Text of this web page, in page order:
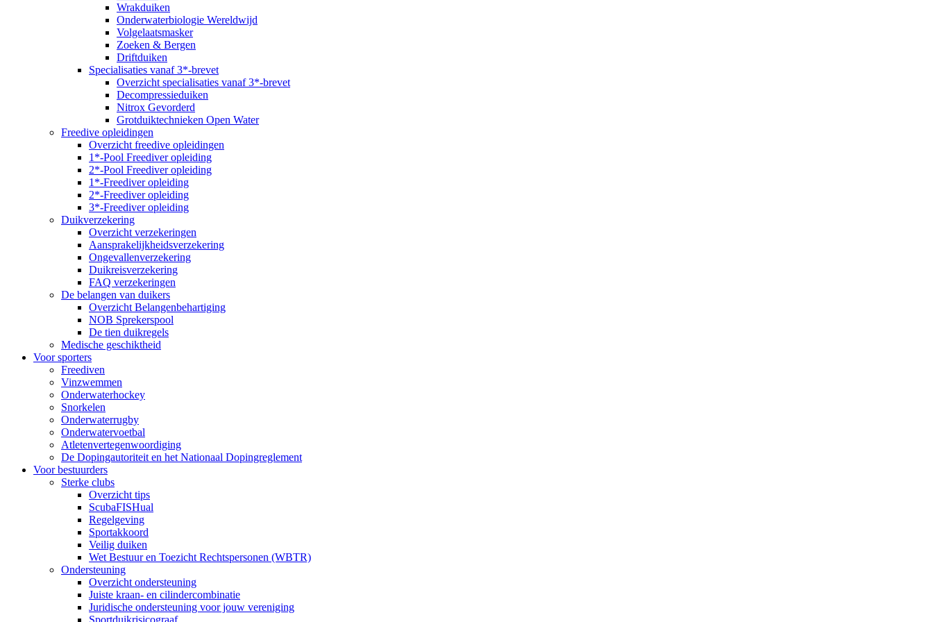
Wrakduiken
Onderwaterbiologie Wereldwijd
Volgelaatsmasker
Zoeken & Bergen
Driftduiken
Specialisaties vanaf 3*-brevet
Overzicht specialisaties vanaf 3*-brevet
Decompressieduiken
Nitrox Gevorderd
Grotduiktechnieken Open Water
Freedive opleidingen
Overzicht freedive opleidingen
1*-Pool Freediver opleiding
2*-Pool Freediver opleiding
1*-Freediver opleiding
2*-Freediver opleiding
3*-Freediver opleiding
Duikverzekering
Overzicht verzekeringen
Aansprakelijkheidsverzekering
Ongevallenverzekering
Duikreisverzekering
FAQ verzekeringen
De belangen van duikers
Overzicht Belangenbehartiging
NOB Sprekerspool
De tien duikregels
Medische geschiktheid
Voor sporters
Freediven
Vinzwemmen
Onderwaterhockey
Snorkelen
Onderwaterrugby
Onderwatervoetbal
Atletenvertegenwoordiging
De Dopingautoriteit en het Nationaal Dopingreglement
Voor bestuurders
Sterke clubs
Overzicht tips
ScubaFISHual
Regelgeving
Sportakkoord
Veilig duiken
Wet Bestuur en Toezicht Rechtspersonen (WBTR)
Ondersteuning
Overzicht ondersteuning
Juiste kraan- en cilindercombinatie
Juridische ondersteuning voor jouw vereniging
Sportduikrisicograaf